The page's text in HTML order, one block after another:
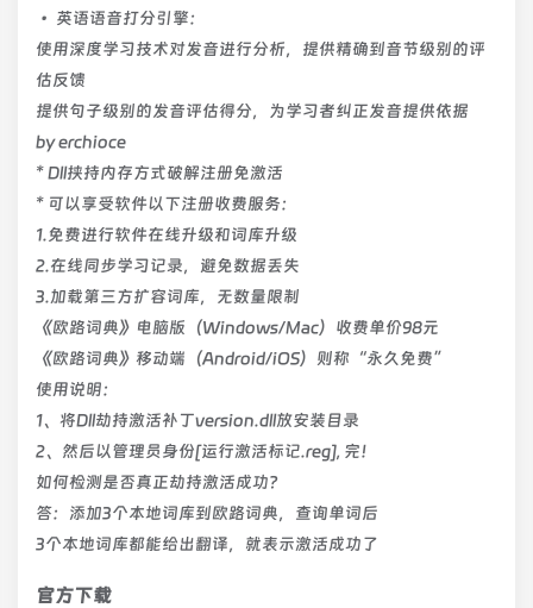
• 英语语音打分引擎：
使用深度学习技术对发音进行分析，提供精确到音节级别的评
估反馈
提供句子级别的发音评估得分，为学习者纠正发音提供依据
by erchioce
* Dll挟持内存方式破解注册免激活
* 可以享受软件以下注册收费服务：
1.免费进行软件在线升级和词库升级
2.在线同步学习记录，避免数据丢失
3.加载第三方扩容词库，无数量限制
《欧路词典》电脑版（Windows/Mac）收费单价98元
《欧路词典》移动端（Android/iOS）则称“永久免费”
使用说明：
1、将Dll劫持激活补丁version.dll放安装目录
2、然后以管理员身份[运行激活标记.reg], 完！
如何检测是否真正劫持激活成功？
答：添加3个本地词库到欧路词典，查询单词后
3个本地词库都能给出翻译，就表示激活成功了
官方下载